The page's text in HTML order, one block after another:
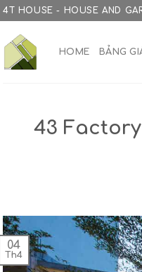
4T HOUSE - HOUSE AND
HOME BẢNG
43
04
Th4